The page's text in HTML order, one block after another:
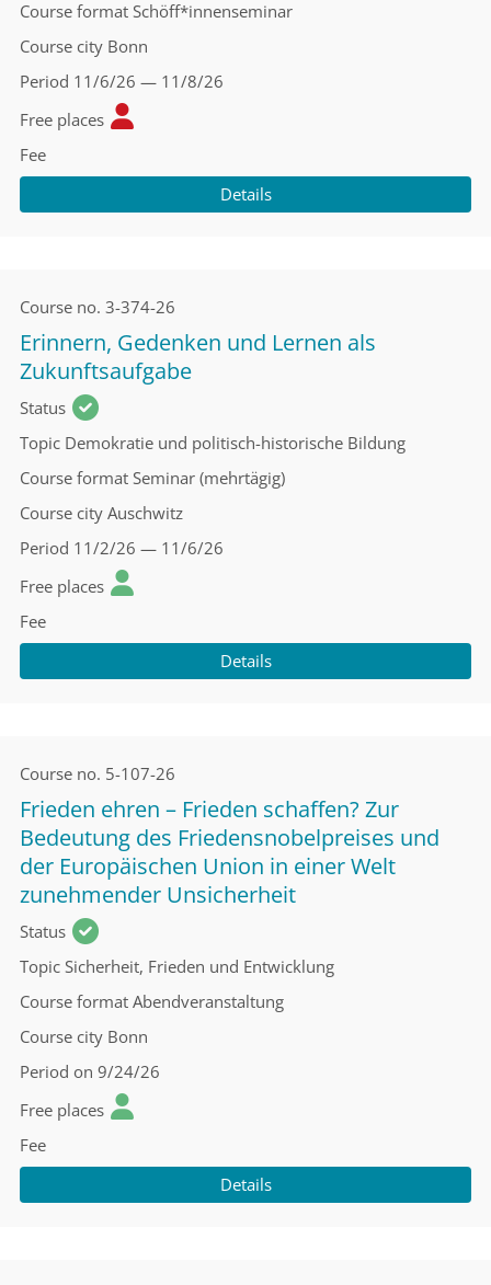
Course format Schöff*innenseminar
Course city Bonn
Period 11/6/26 — 11/8/26
Free places
Fee
Details
Course no. 3-374-26
Erinnern, Gedenken und Lernen als
Zukunftsaufgabe
Status
Topic Demokratie und politisch-historische Bildung
Course format Seminar (mehrtägig)
Course city Auschwitz
Period 11/2/26 — 11/6/26
Free places
Fee
Details
Course no. 5-107-26
Frieden ehren – Frieden schaffen? Zur
Bedeutung des Friedensnobelpreises und
der Europäischen Union in einer Welt
zunehmender Unsicherheit
Status
Topic Sicherheit, Frieden und Entwicklung
Course format Abendveranstaltung
Course city Bonn
Period on 9/24/26
Free places
Fee
Details